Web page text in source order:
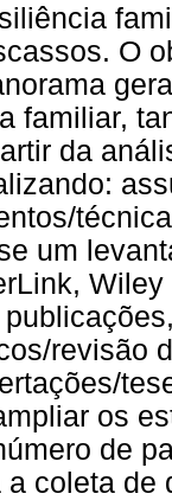
O
familiar,
da
um
revisão
os
de
coleta de